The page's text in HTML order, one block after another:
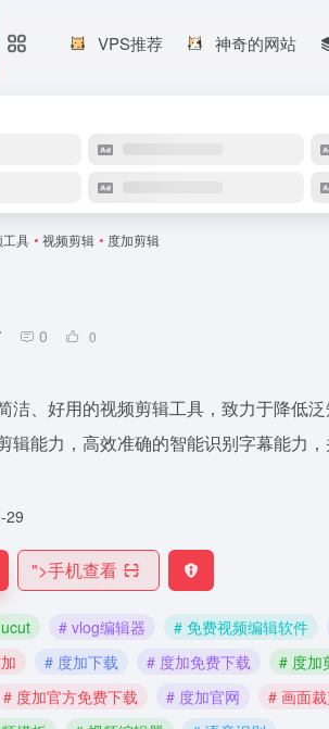
VPS推荐 神奇的网站
工具 • 视频剪辑 • 度加剪辑
0 0
洁、好用的视频剪辑工具，致力于降低
辑能力，高效准确的智能识别字幕能力
29
">手机查看
# vlog编辑器 # 免费视频编辑软件
# 度加下载 # 度加免费下载 # 度加
# 度加官方免费下载 # 度加官网 # 画面